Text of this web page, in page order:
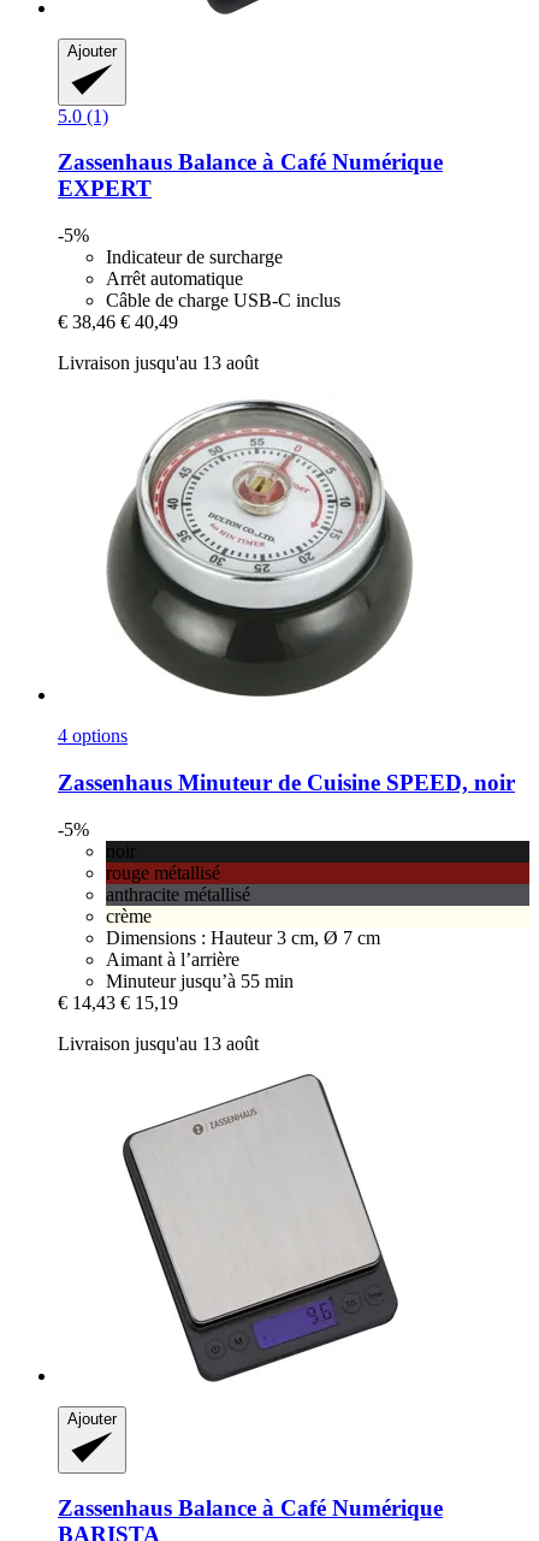
Ajouter
5.0 (1)
Zassenhaus Balance à Café Numérique
EXPERT
-5%
Indicateur de surcharge
Arrêt automatique
Câble de charge USB-C inclus
€ 38,46 € 40,49
Livraison jusqu'au 13 août
4 options
Zassenhaus Minuteur de Cuisine SPEED, noir
-5%
noir
rouge métallisé
anthracite métallisé
crème
Dimensions : Hauteur 3 cm, Ø 7 cm
Aimant à l’arrière
Minuteur jusqu’à 55 min
€ 14,43 € 15,19
Livraison jusqu'au 13 août
Ajouter
Zassenhaus Balance à Café Numérique
BARISTA